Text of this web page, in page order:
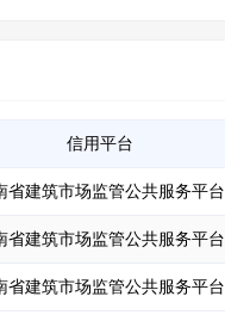
信用平台
省建筑市场监管公共服务平台
省建筑市场监管公共服务平台
省建筑市场监管公共服务平台